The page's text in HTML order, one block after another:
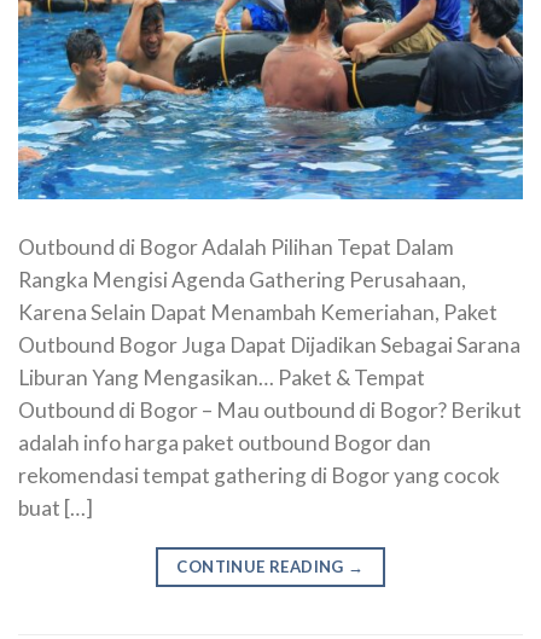
Outbound di Bogor Adalah Pilihan Tepat Dalam
Rangka Mengisi Agenda Gathering Perusahaan,
Karena Selain Dapat Menambah Kemeriahan, Paket
Outbound Bogor Juga Dapat Dijadikan Sebagai Sarana
Liburan Yang Mengasikan… Paket & Tempat
Outbound di Bogor – Mau outbound di Bogor? Berikut
adalah info harga paket outbound Bogor dan
rekomendasi tempat gathering di Bogor yang cocok
buat […]
CONTINUE READING →